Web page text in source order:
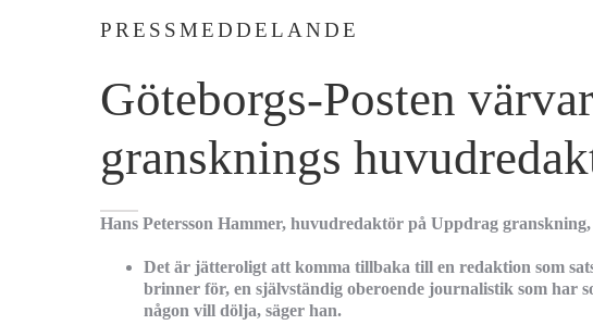
PRESSMEDDELANDE
Göteborgs-Posten
gransknings
Hans Petersson Hammer, huvudredaktör på Uppdrag
Det är jätteroligt att komma tillbaka till en redaktion som
brinner för, en självständig oberoende journalistik som har
någon vill dölja, säger han.